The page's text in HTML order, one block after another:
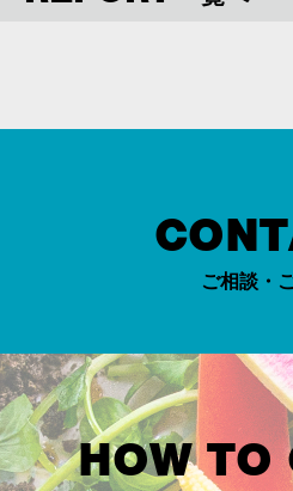
ご相談・
HOW TO